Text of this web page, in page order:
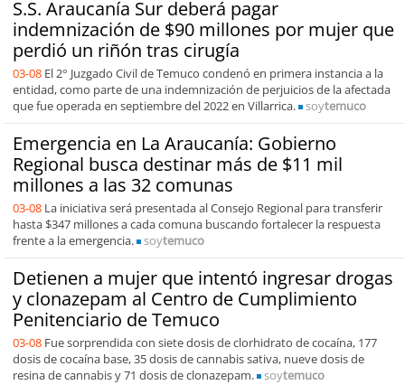
S.S. Araucanía Sur deberá pagar
indemnización de $90 millones por mujer que
perdió un riñón tras cirugía
03-08 El 2° Juzgado Civil de Temuco condenó en primera instancia a la
entidad, como parte de una indemnización de perjuicios de la afectada
que fue operada en septiembre del 2022 en Villarrica.
soytemuco
Emergencia en La Araucanía: Gobierno
Regional busca destinar más de $11 mil
millones a las 32 comunas
03-08 La iniciativa será presentada al Consejo Regional para transferir
hasta $347 millones a cada comuna buscando fortalecer la respuesta
frente a la emergencia.
soytemuco
Detienen a mujer que intentó ingresar drogas
y clonazepam al Centro de Cumplimiento
Penitenciario de Temuco
03-08 Fue sorprendida con siete dosis de clorhidrato de cocaína, 177
dosis de cocaína base, 35 dosis de cannabis sativa, nueve dosis de
resina de cannabis y 71 dosis de clonazepam.
soytemuco